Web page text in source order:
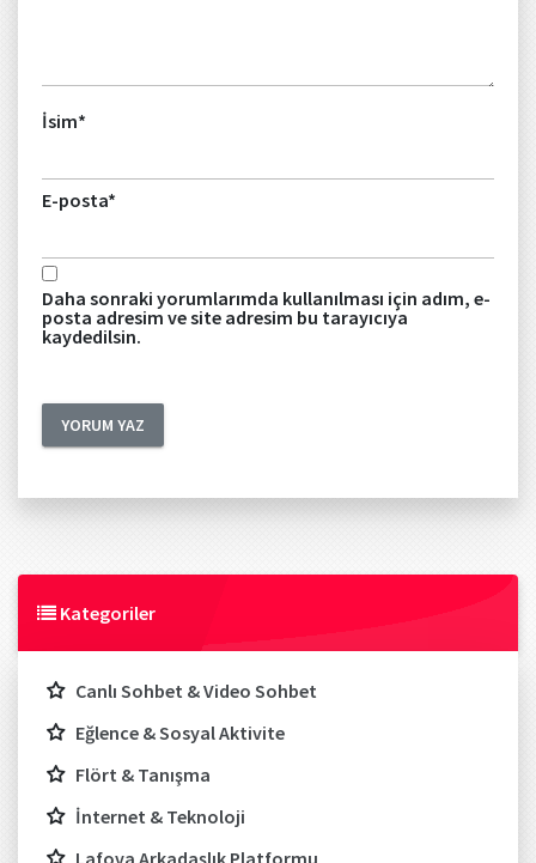
İsim*
E-posta*
Daha sonraki yorumlarımda kullanılması için adım, e-
posta adresim ve site adresim bu tarayıcıya
kaydedilsin.
Kategoriler
Canlı Sohbet & Video Sohbet
Eğlence & Sosyal Aktivite
Flört & Tanışma
İnternet & Teknoloji
Lafova Arkadaşlık Platformu